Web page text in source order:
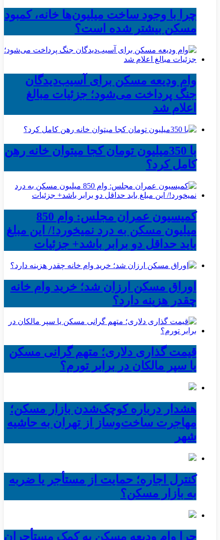
چرا با وجود ساخت میلیون‌ها خانه، کمبود
مسکن بیشتر شده است؟
وام ودیعه مسکن برای آسیب‌دیدگان
جنگ پرداخت می‌شود؛ جزئیات مبالغ
اعلام شد
با 350میلیون تومان کجا میتوان خانه رهن
کامل کرد؟
کمیسیون عمران مجلس: وام 850
میلیون مسکن به درد نمیخورد!/ این مبلغ
باید حداقل دو برابر باشد+ جزئیات
اوراق مسکن ارزان شد؛ خرید وام خانه
چقدر هزینه دارد؟
قیمت گذاری دلاری؛ متهم گرانی مسکن
یا سپر مالکان در برابر تورم؟
هشدار درباره کوچک‌شدن بازار مسکن؛
مهاجرت ساخت‌وساز از تهران به حاشیه‌
شهر
کنترل اجاره؛ حمایت از مستأجر یا ضربه
به بازار مسکن؟
چرا وام ودیعه مسکن به کمک مستأجران